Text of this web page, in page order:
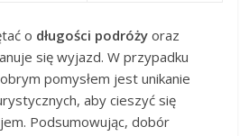
o długości podróży oraz
się wyjazd. W przypadku
pomysłem jest unikanie
aby cieszyć się
Podsumowując, dobór